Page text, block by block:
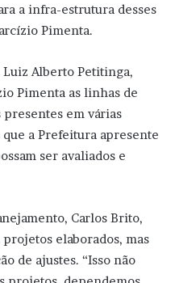
a infra-estrutura desses
Pimenta.
Alberto Petitinga,
Pimenta as linhas de
presentes em várias
que a Prefeitura apresente
ser avaliados e
Carlos Brito,
elaborados, mas
de ajustes. “Isso não